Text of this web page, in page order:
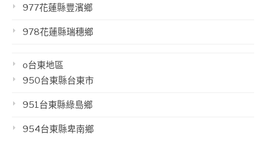
977花蓮縣豐濱鄉
978花蓮縣瑞穗鄉
o台東地區
950台東縣台東市
951台東縣綠島鄉
954台東縣卑南鄉